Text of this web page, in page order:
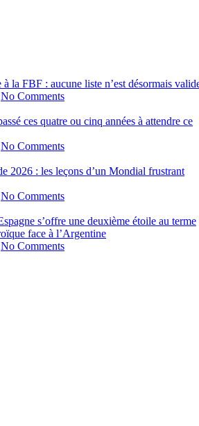
à la FBF : aucune liste n’est désormais
No Comments
ces quatre ou cinq années à attendre ce
No Comments
2026 : les leçons d’un Mondial frustrant
No Comments
s’offre une deuxième étoile au terme
face à l’Argentine
No Comments